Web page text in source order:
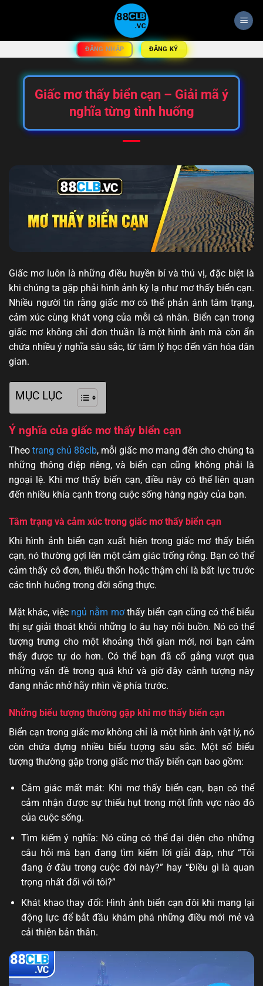
ĐĂNG NHẬP ĐĂNG KÝ
Giấc mơ thấy biển cạn – Giải mã ý
nghĩa từng tình huống
Giấc mơ luôn là những điều huyền bí và thú vị, đặc biệt là
khi chúng ta gặp phải hình ảnh kỳ lạ như mơ thấy biển cạn.
Nhiều người tin rằng giấc mơ có thể phản ánh tâm trạng,
cảm xúc cùng khát vọng của mỗi cá nhân. Biển cạn trong
giấc mơ không chỉ đơn thuần là một hình ảnh mà còn ẩn
chứa nhiều ý nghĩa sâu sắc, từ tâm lý học đến văn hóa dân
gian.
MỤC LỤC
Ý nghĩa của giấc mơ thấy biển cạn
Theotrang chủ 88clb, mỗi giấc mơ mang đến cho chúng ta
những thông điệp riêng, và biển cạn cũng không phải là
ngoại lệ. Khi mơ thấy biển cạn, điều này có thể liên quan
đến nhiều khía cạnh trong cuộc sống hàng ngày của bạn.
Tâm trạng và cảm xúc trong giấc mơ thấy biển cạn
Khi hình ảnh biển cạn xuất hiện trong giấc mơ thấy biển
cạn, nó thường gợi lên một cảm giác trống rỗng. Bạn có thể
cảm thấy cô đơn, thiếu thốn hoặc thậm chí là bất lực trước
các tình huống trong đời sống thực.
Mặt khác, việcngủ nằm mơthấy biển cạn cũng có thể biểu
thị sự giải thoát khỏi những lo âu hay nỗi buồn. Nó có thể
tượng trưng cho một khoảng thời gian mới, nơi bạn cảm
thấy được tự do hơn. Có thể bạn đã cố gắng vượt qua
những vấn đề trong quá khứ và giờ đây cảnh tượng này
đang nhắc nhở hãy nhìn về phía trước.
Những biểu tượng thường gặp khi mơ thấy biển cạn
Biển cạn trong giấc mơ không chỉ là một hình ảnh vật lý, nó
còn chứa đựng nhiều biểu tượng sâu sắc. Một số biểu
tượng thường gặp trong giấc mơ thấy biển cạn bao gồm:
Cảm giác mất mát: Khi mơ thấy biển cạn, bạn có thể
cảm nhận được sự thiếu hụt trong một lĩnh vực nào đó
của cuộc sống.
Tìm kiếm ý nghĩa: Nó cũng có thể đại diện cho những
câu hỏi mà bạn đang tìm kiếm lời giải đáp, như “Tôi
đang ở đâu trong cuộc đời này?” hay “Điều gì là quan
trọng nhất đối với tôi?”
Khát khao thay đổi: Hình ảnh biển cạn đôi khi mang lại
động lực để bắt đầu khám phá những điều mới mẻ và
cải thiện bản thân.